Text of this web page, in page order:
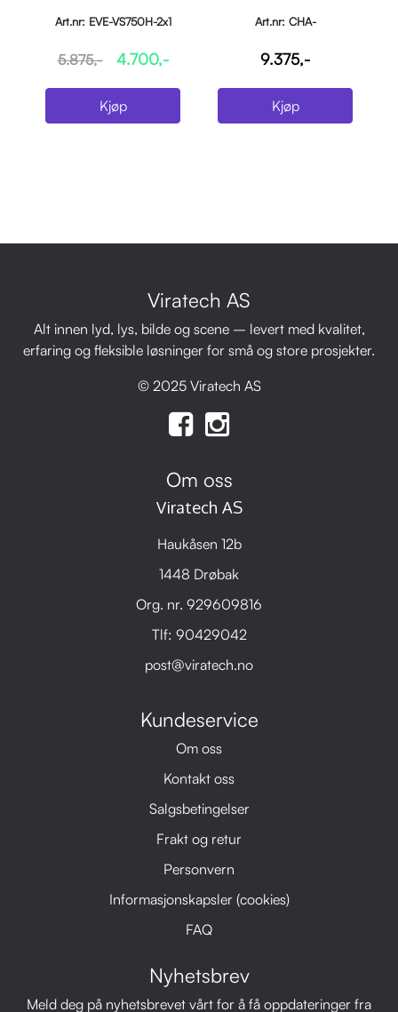
Art.nr: EVE-VS750H-2x1
5.875,- 4.700,-
Kjøp
Art.nr: CHA-
9.375,-
Kjøp
Viratech AS
Alt innen lyd, lys, bilde og scene – levert med kvalitet,
erfaring og fleksible løsninger for små og store prosjekter.
© 2025 Viratech AS
Om oss
Viratech AS
Haukåsen 12b
1448 Drøbak
Org. nr. 929609816
Tlf: 90429042
post@viratech.no
Kundeservice
Om oss
Kontakt oss
Salgsbetingelser
Frakt og retur
Personvern
Informasjonskapsler (cookies)
FAQ
Nyhetsbrev
Meld deg på nyhetsbrevet vårt for å få oppdateringer fra